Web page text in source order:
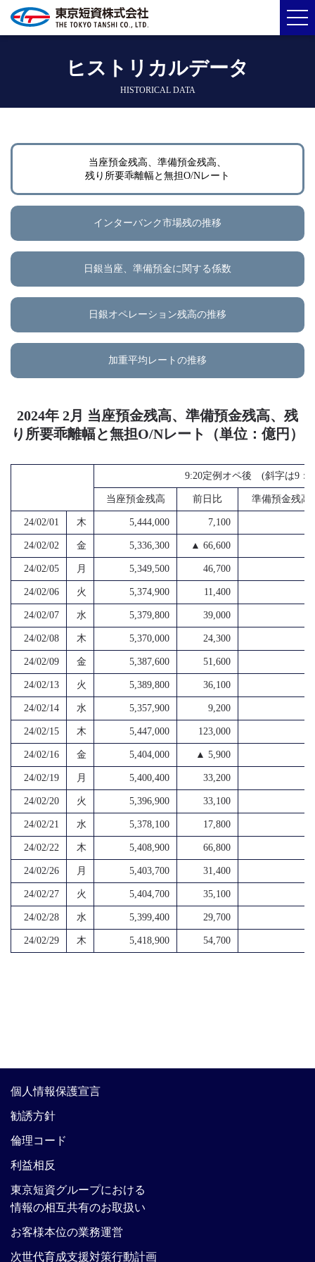
ヒストリカルデータ
HISTORICAL DATA
当座預金残高、準備預金残高、
残り所要乖離幅と無担O/Nレート
インターバンク市場残の推移
日銀当座、準備預金に関する係数
日銀オペレーション残高の推移
加重平均レートの推移
2024年 2月 当座預金残高、準備預金残高、残
り所要乖離幅と無担O/Nレート（単位：億円）
9:20定例オペ後 (斜字は9：
当座預金残高 前日比 準備預金残高
24/02/01 木 5,444,000 7,100
24/02/02 金 5,336,300 ▲ 66,600
24/02/05 月 5,349,500 46,700
24/02/06 火 5,374,900 11,400
24/02/07 水 5,379,800 39,000
24/02/08 木 5,370,000 24,300
24/02/09 金 5,387,600 51,600
24/02/13 火 5,389,800 36,100
24/02/14 水 5,357,900 9,200
24/02/15 木 5,447,000 123,000
24/02/16 金 5,404,000 ▲ 5,900
24/02/19 月 5,400,400 33,200
24/02/20 火 5,396,900 33,100
24/02/21 水 5,378,100 17,800
24/02/22 木 5,408,900 66,800
24/02/26 月 5,403,700 31,400
24/02/27 火 5,404,700 35,100
24/02/28 水 5,399,400 29,700
24/02/29 木 5,418,900 54,700
個人情報保護宣言
勧誘方針
倫理コード
利益相反
東京短資グループにおける
情報の相互共有のお取扱い
お客様本位の業務運営
次世代育成支援対策行動計画